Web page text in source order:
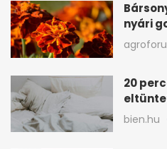
nyári
lépés
20
és a
bien.hu